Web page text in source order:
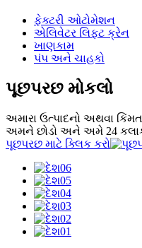
ફેક્ટરી ઓટોમેશન
એલિવેટર લિફ્ટ ક્રેન
ખાણકામ
પંપ અને ચાહકો
પૂછપરછ મોકલો
અમારા ઉત્પાદનો અથવા
અમને છોડો અને અમે 24
પૂછપરછ માટે ક્લિક કરો